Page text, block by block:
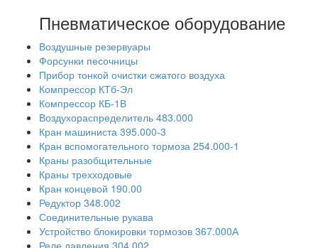
Пневматическое оборудование
Воздушные резервуары
Форсунки песочницы
Прибор тонкой очистки сжатого воздуха
Компрессор КТб-Эл
Компрессор КБ-1В
Воздухораспределитель 483.000
Кран машиниста 395.000-3
Кран вспомогательного тормоза 254.000-1
Краны разобщительные
Краны трехходовые
Кран концевой 190.00
Редуктор 348.002
Соединительные рукава
Устройство блокировки тормозов 367.000А
Реле давления 304.002